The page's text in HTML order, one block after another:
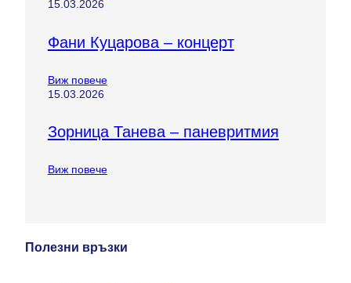
15.03.2026
Фани Куцарова – концерт
Виж повече
15.03.2026
Зорница Танева – паневритмия
Виж повече
Полезни връзки